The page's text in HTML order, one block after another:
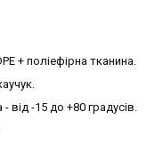
+ поліефірна тканина.
від -15 до +80 градусів.